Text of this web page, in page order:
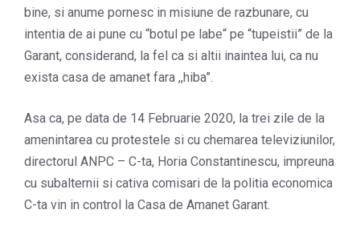
bine, si anume pornesc in misiune de razbunare, cu
intentia de ai pune cu “botul pe labe“ pe “tupeistii” de la
Garant, considerand, la fel ca si altii inaintea lui, ca nu
exista casa de amanet fara ,,hiba”.
Asa ca, pe data de 14 Februarie 2020, la trei zile de la
amenintarea cu protestele si cu chemarea televiziunilor,
directorul ANPC – C-ta, Horia Constantinescu, impreuna
cu subalternii si cativa comisari de la politia economica
C-ta vin in control la Casa de Amanet Garant.